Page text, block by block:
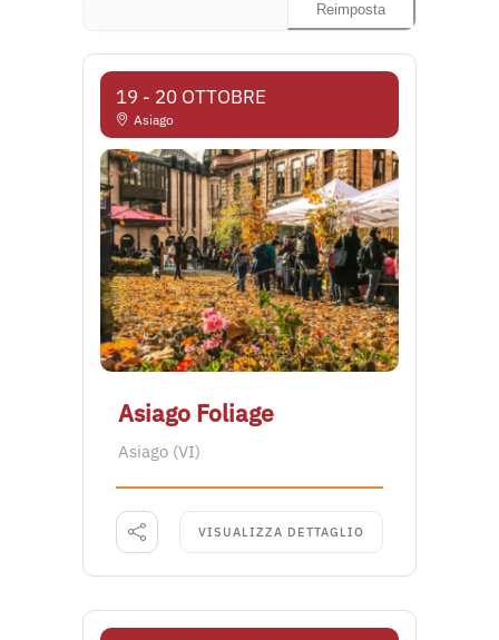
Reimposta
19 - 20 OTTOBRE
Asiago
Asiago Foliage
Asiago (VI)
VISUALIZZA DETTAGLIO